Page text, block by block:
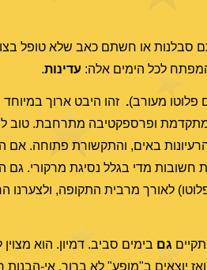
סבלנות או חשתם כאב שלא טופל
המפתח לכל הימים אלה: עדינות.
פלוטו מעורב). זהו היבט ארוך
ופרספקטיבה מתרחבת. טוב
באים, והתקשורת פתוחה. אם
חשובות מדי בגלל נסיגת מרקורי.
גם בימים סביב. דמיון. הוא
יוצאים ב"מופע" לא ברור. אי-